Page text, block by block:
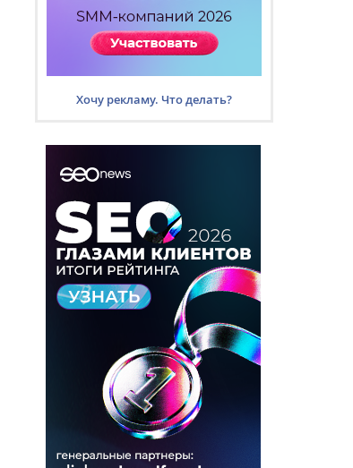
Хочу рекламу. Что делать?